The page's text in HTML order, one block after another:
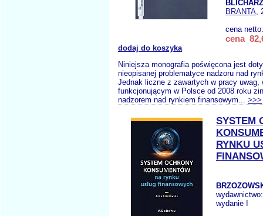
BRANTA,
cena
cena
dodaj do koszyka
Niniejsza monografia poświęcona jest
nieopisanej problematyce nadzoru nad
Jednak liczne z zawartych w pracy uwag,
funkcjonującym w Polsce od 2008 roku
nadzorem nad rynkiem finansowym... >>>
SYSTEM
RYNKU
wydanie I